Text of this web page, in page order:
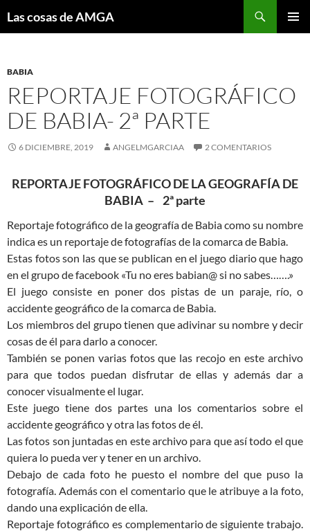
Las cosas de AMGA
BABIA
REPORTAJE FOTOGRÁFICO
DE BABIA- 2ª PARTE
6 DICIEMBRE, 2019 ANGELMGARCIAA 2 COMENTARIOS
REPORTAJE FOTOGRÁFICO DE LA GEOGRAFÍA DE
BABIA – 2ª parte
Reportaje fotográfico de la geografía de Babia como su nombre
indica es un reportaje de fotografías de la comarca de Babia.
Estas fotos son las que se publican en el juego diario que hago
en el grupo de facebook «Tu no eres babian@ si no sabes…….»
El juego consiste en poner dos pistas de un paraje, río, o
accidente geográfico de la comarca de Babia.
Los miembros del grupo tienen que adivinar su nombre y decir
cosas de él para darlo a conocer.
También se ponen varias fotos que las recojo en este archivo
para que todos puedan disfrutar de ellas y además dar a
conocer visualmente el lugar.
Este juego tiene dos partes una los comentarios sobre el
accidente geográfico y otra las fotos de él.
Las fotos son juntadas en este archivo para que así todo el que
quiera lo pueda ver y tener en un archivo.
Debajo de cada foto he puesto el nombre del que puso la
fotografía. Además con el comentario que le atribuye a la foto,
dando una explicación de ella.
Reportaje fotográfico es complementario de siguiente trabajo.